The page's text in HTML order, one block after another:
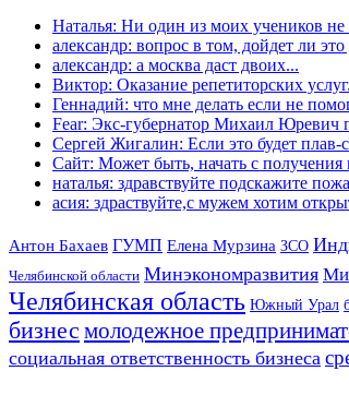
Наталья: Ни один из моих учеников не
александр: вопрос в том, дойдет ли
александр: а москва даст двоих...
Виктор: Оказание репетиторских
Геннадий: что мне делать если не
Fear: Экс-губернатор Михаил Юревич
Сергей Жигалин: Если это будет плав-
Сайт: Может быть, начать с получения
наталья: здравствуйте подскажите
асия: здраствуйте,с мужем хотим
Антон Бахаев ГУМП Елена Мурзина ЗСО
Челябинской области Минэкономразвития
Челябинская область Южный Урал
бизнес молодежное
социальная ответственность бизнеса